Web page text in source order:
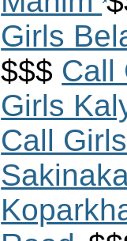
Girls
$$$ Call
Girls
Call